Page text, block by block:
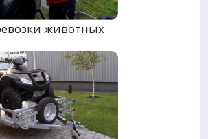
животных